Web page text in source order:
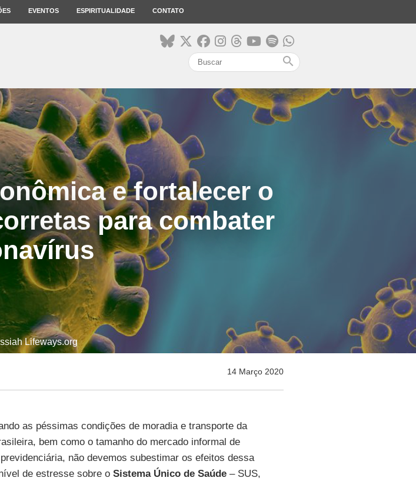
EVENTOS ESPIRITUALIDADE CONTATO
search
e fortalecer o
para combater
Lifeways.org
14 Março 2020
as péssimas condições de moradia e transporte da
bem como o tamanho do mercado informal de
não devemos subestimar os efeitos dessa
de estresse sobre o Sistema Único de Saúde – SUS,